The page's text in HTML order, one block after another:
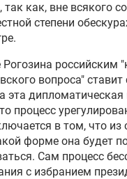
так как, вне всякого
степени
Рогозина российским
вопроса"
эта
процесс
в том, что
форме она будет
Сам процесс
с избранием